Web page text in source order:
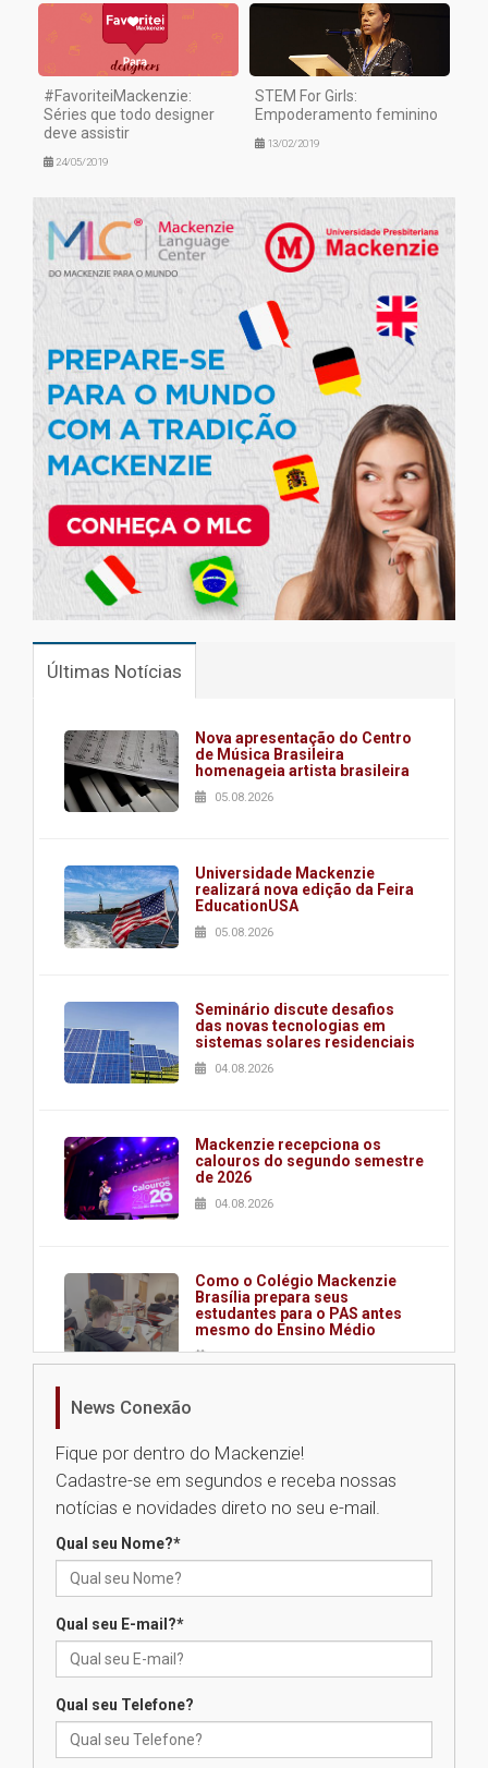
#FavoriteiMackenzie:
Séries que todo designer
deve assistir
24/05/2019
STEM For Girls:
Empoderamento feminino
13/02/2019
Últimas Notícias
Nova apresentação do Centro
de Música Brasileira
homenageia artista brasileira
05.08.2026
Universidade Mackenzie
realizará nova edição da Feira
EducationUSA
05.08.2026
Seminário discute desafios
das novas tecnologias em
sistemas solares residenciais
04.08.2026
Mackenzie recepciona os
calouros do segundo semestre
de 2026
04.08.2026
Como o Colégio Mackenzie
Brasília prepara seus
estudantes para o PAS antes
mesmo do Ensino Médio
04.08.2026
na educação dos filhos além da
escola
04.08.2026
XIII Fórum de Aprendizagem
docentes para debater
Professora do Mackenzie é
finalista do Prêmio Jabuti com
News Conexão
Fique por dentro do Mackenzie!
Cadastre-se em segundos e receba nossas
notícias e novidades direto no seu e-mail.
Qual seu Nome?*
Qual seu E-mail?*
Qual seu Telefone?